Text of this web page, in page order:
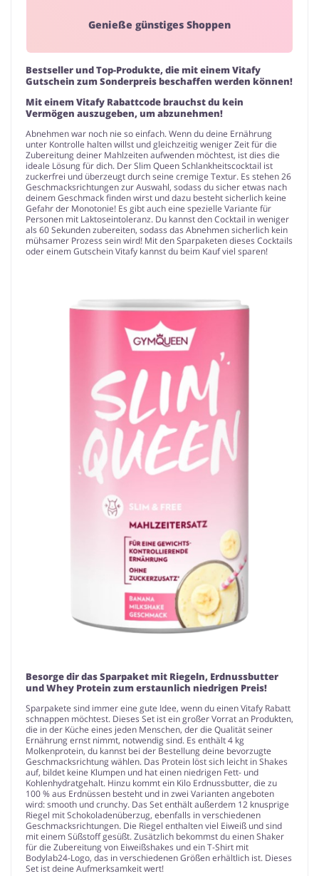
Genieße günstiges Shoppen
Bestseller und Top-Produkte, die mit einem Vitafy
Gutschein zum Sonderpreis beschaffen werden können!
Mit einem Vitafy Rabattcode brauchst du kein
Vermögen auszugeben, um abzunehmen!
Abnehmen war noch nie so einfach. Wenn du deine Ernährung
unter Kontrolle halten willst und gleichzeitig weniger Zeit für die
Zubereitung deiner Mahlzeiten aufwenden möchtest, ist dies die
ideale Lösung für dich. Der Slim Queen Schlankheitscocktail ist
zuckerfrei und überzeugt durch seine cremige Textur. Es stehen 26
Geschmacksrichtungen zur Auswahl, sodass du sicher etwas nach
deinem Geschmack finden wirst und dazu besteht sicherlich keine
Gefahr der Monotonie! Es gibt auch eine spezielle Variante für
Personen mit Laktoseintoleranz. Du kannst den Cocktail in weniger
als 60 Sekunden zubereiten, sodass das Abnehmen sicherlich kein
mühsamer Prozess sein wird! Mit den Sparpaketen dieses Cocktails
oder einem Gutschein Vitafy kannst du beim Kauf viel sparen!
Besorge dir das Sparpaket mit Riegeln, Erdnussbutter
und Whey Protein zum erstaunlich niedrigen Preis!
Sparpakete sind immer eine gute Idee, wenn du einen Vitafy Rabatt
schnappen möchtest. Dieses Set ist ein großer Vorrat an Produkten,
die in der Küche eines jeden Menschen, der die Qualität seiner
Ernährung ernst nimmt, notwendig sind. Es enthält 4 kg
Molkenprotein, du kannst bei der Bestellung deine bevorzugte
Geschmacksrichtung wählen. Das Protein löst sich leicht in Shakes
auf, bildet keine Klumpen und hat einen niedrigen Fett- und
Kohlenhydratgehalt. Hinzu kommt ein Kilo Erdnussbutter, die zu
100 % aus Erdnüssen besteht und in zwei Varianten angeboten
wird: smooth und crunchy. Das Set enthält außerdem 12 knusprige
Riegel mit Schokoladenüberzug, ebenfalls in verschiedenen
Geschmacksrichtungen. Die Riegel enthalten viel Eiweiß und sind
mit einem Süßstoff gesüßt. Zusätzlich bekommst du einen Shaker
für die Zubereitung von Eiweißshakes und ein T-Shirt mit
Bodylab24-Logo, das in verschiedenen Größen erhältlich ist. Dieses
Set ist deine Aufmerksamkeit wert!